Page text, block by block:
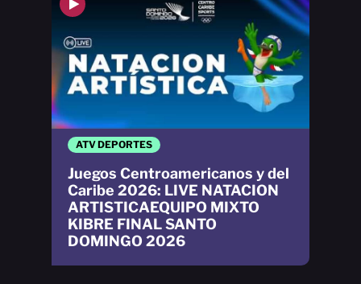
ATV DEPORTES
Juegos Centroamericanos y del
Caribe 2026: LIVE NATACION
ARTISTICAEQUIPO MIXTO
KIBRE FINAL SANTO
DOMINGO 2026